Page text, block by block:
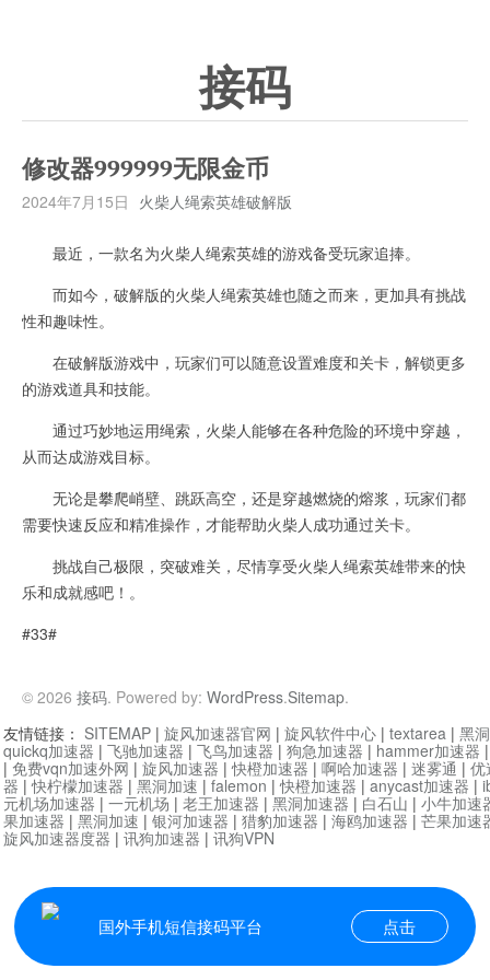
接码
修改器999999无限金币
2024年7月15日 火柴人绳索英雄破解版
最近，一款名为火柴人绳索英雄的游戏备受玩家追捧。
而如今，破解版的火柴人绳索英雄也随之而来，更加具有挑战
性和趣味性。
在破解版游戏中，玩家们可以随意设置难度和关卡，解锁更多
的游戏道具和技能。
通过巧妙地运用绳索，火柴人能够在各种危险的环境中穿越，
从而达成游戏目标。
无论是攀爬峭壁、跳跃高空，还是穿越燃烧的熔浆，玩家们都
需要快速反应和精准操作，才能帮助火柴人成功通过关卡。
挑战自己极限，突破难关，尽情享受火柴人绳索英雄带来的快
乐和成就感吧！。
#33#
© 2026 接码. Powered by: WordPress.Sitemap.
国外手机短信接码平台 点击
友情链接： SITEMAP | 旋风加速器官网 | 旋风软件中心 | textarea | 黑
quickq加速器 | 飞驰加速器 | 飞鸟加速器 | 狗急加速器 | hammer加速器
| 免费vqn加速外网 | 旋风加速器 |快橙加速器 | 啊哈加速器 | 迷雾通 | 优
器 |快柠檬加速器 | 黑洞加速 | falemon |快橙加速器 | anycast加速器 |
元机场加速器 | 一元机场 | 老王加速器 | 黑洞加速器 | 白石山 | 小牛加速
果加速器 | 黑洞加速 | 银河加速器 | 猎豹加速器 | 海鸥加速器 | 芒果加速
旋风加速器度器 | 讯狗加速器 | 讯狗VPN